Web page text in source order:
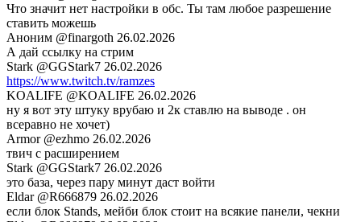
Что значит нет настройки в обс. Ты там любое разрешение
ставить можешь
Аноним @finargoth 26.02.2026
А дай ссылку на стрим
Stark @GGStark7 26.02.2026
https://www.twitch.tv/ramzes
KOALIFE @KOALIFE 26.02.2026
ну я вот эту штуку врубаю и 2к ставлю на выводе . он
всеравно не хочет)
Armor @ezhmo 26.02.2026
твич с расширением
Stark @GGStark7 26.02.2026
это база, через пару минут даст войти
Eldar @R666879 26.02.2026
если блок Stands, мейби блок стоит на всякие панели, чекни